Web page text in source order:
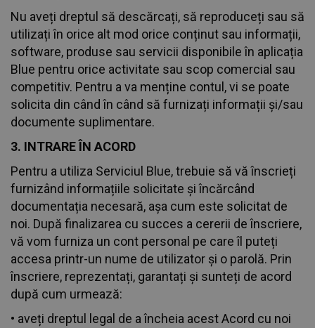
Nu aveți dreptul să descărcați, să reproduceți sau să
utilizați în orice alt mod orice conținut sau informații,
software, produse sau servicii disponibile în aplicația
Blue pentru orice activitate sau scop comercial sau
competitiv. Pentru a va menține contul, vi se poate
solicita din când în când să furnizați informații și/sau
documente suplimentare.
3. INTRARE ÎN ACORD
Pentru a utiliza Serviciul Blue, trebuie să vă înscrieți
furnizând informațiile solicitate și încărcând
documentația necesară, așa cum este solicitat de
noi. După finalizarea cu succes a cererii de înscriere,
vă vom furniza un cont personal pe care îl puteți
accesa printr-un nume de utilizator și o parolă. Prin
înscriere, reprezentați, garantați și sunteți de acord
după cum urmează:
• aveți dreptul legal de a încheia acest Acord cu noi